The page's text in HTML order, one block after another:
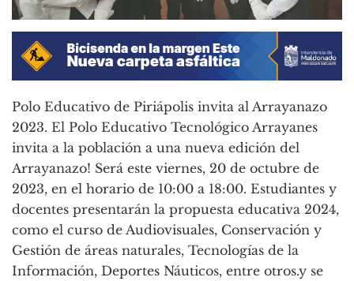
Polo Educativo de Piriápolis invita al Arrayanazo
2023. El Polo Educativo Tecnológico Arrayanes
invita a la población a una nueva edición del
Arrayanazo! Será este viernes, 20 de octubre de
2023, en el horario de 10:00 a 18:00. Estudiantes y
docentes presentarán la propuesta educativa 2024,
como el curso de Audiovisuales, Conservación y
Gestión de áreas naturales, Tecnologías de la
Información, Deportes Náuticos, entre otros.y se